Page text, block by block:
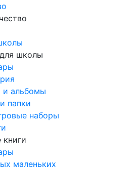
школы
и альбомы
папки
наборы
книги
маленьких